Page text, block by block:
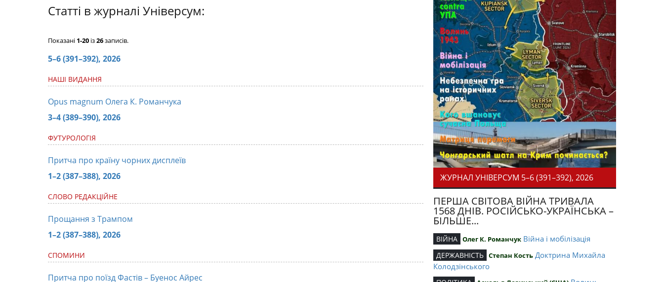
Статті в журналі Універсум:
Показані 1-20 із26записів.
5–6 (391–392), 2026
НАШІ ВИДАННЯ
Opus magnum Олега К. Романчука
3–4 (389–390), 2026
ФУТУРОЛОГІЯ
Притча про країну чорних дисплеїв
1–2 (387–388), 2026
СЛОВО РЕДАКЦІЙНЕ
Прощання з Трампом
1–2 (387–388), 2026
СПОМИНИ
Притча про поїзд Фастів – Буенос Айрес
ЖУРНАЛ УНІВЕРСУМ 5–6 (391–392), 2026
ПЕРША СВІТОВА ВІЙНА ТРИВАЛА
1568 ДНІВ. РОСІЙСЬКО-УКРАЇНСЬКА –
БІЛЬШЕ...
ВІЙНА Олег К. Романчук Війна і мобілізація
ДЕРЖАВНІСТЬ Степан Кость Доктрина Михайла
Колодзінського